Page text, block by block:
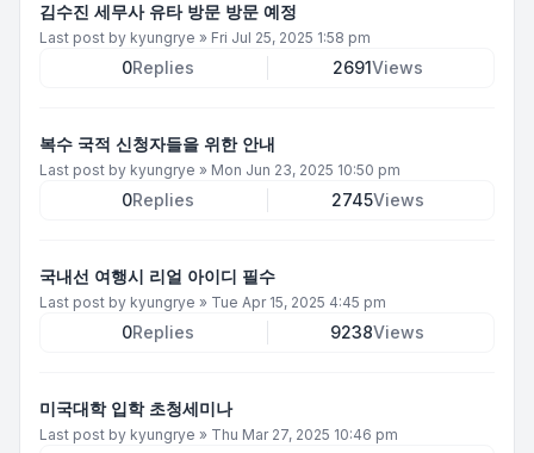
김수진 세무사 유타 방문 방문 예정
Last post by kyungrye » Fri Jul 25, 2025 1:58 pm
0Replies 2691Views
복수 국적 신청자들을 위한 안내
Last post by kyungrye » Mon Jun 23, 2025 10:50 pm
0Replies 2745Views
국내선 여행시 리얼 아이디 필수
Last post by kyungrye » Tue Apr 15, 2025 4:45 pm
0Replies 9238Views
미국대학 입학 초청세미나
Last post by kyungrye » Thu Mar 27, 2025 10:46 pm